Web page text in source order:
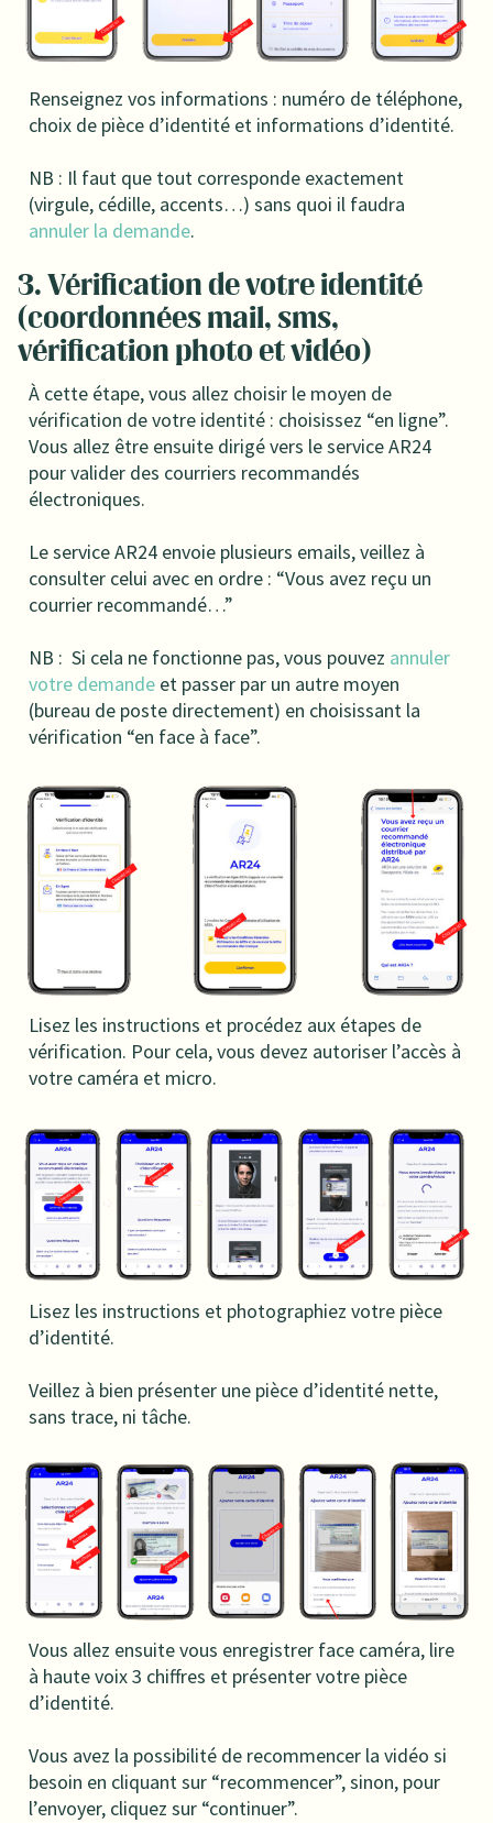
Renseignez vos informations : numéro de téléphone,
choix de pièce d’identité et informations d’identité.
NB : Il faut que tout corresponde exactement
(virgule, cédille, accents…) sans quoi il faudra
annuler la demande.
3. Vérification de votre identité
(coordonnées mail, sms,
vérification photo et vidéo)
À cette étape, vous allez choisir le moyen de
vérification de votre identité : choisissez “en ligne”.
Vous allez être ensuite dirigé vers le service AR24
pour valider des courriers recommandés
électroniques.
Le service AR24 envoie plusieurs emails, veillez à
consulter celui avec en ordre : “Vous avez reçu un
courrier recommandé…”
NB : Si cela ne fonctionne pas, vous pouvez annuler
votre demande et passer par un autre moyen
(bureau de poste directement) en choisissant la
vérification “en face à face”.
Lisez les instructions et procédez aux étapes de
vérification. Pour cela, vous devez autoriser l’accès à
votre caméra et micro.
Lisez les instructions et photographiez votre pièce
d’identité.
Veillez à bien présenter une pièce d’identité nette,
sans trace, ni tâche.
Vous allez ensuite vous enregistrer face caméra, lire
à haute voix 3 chiffres et présenter votre pièce
d’identité.
Vous avez la possibilité de recommencer la vidéo si
besoin en cliquant sur “recommencer”, sinon, pour
l’envoyer, cliquez sur “continuer”.